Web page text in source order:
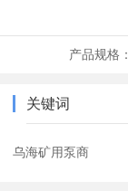
产品规格：
关键词
乌海矿用泵商